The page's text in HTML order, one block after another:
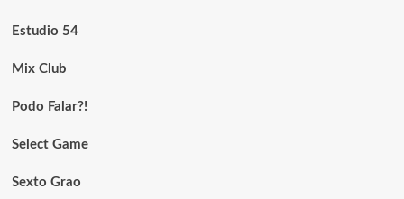
Estudio 54
Mix Club
Podo Falar?!
Select Game
Sexto Grao